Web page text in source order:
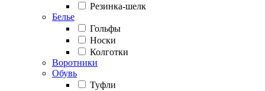
Резинка-шелк
Белье
Гольфы
Носки
Колготки
Воротники
Обувь
Туфли